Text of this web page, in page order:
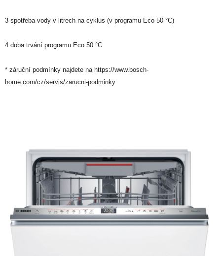
3 spotřeba vody v litrech na cyklus (v programu Eco 50 °C)
4 doba trvání programu Eco 50 °C
* záruční podmínky najdete na https://www.bosch-
home.com/cz/servis/zarucni-podminky